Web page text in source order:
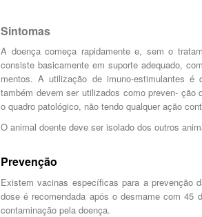
Sintomas
A doença começa rapidamente e, sem o
consiste basicamente em suporte adequado,
mentos. A utilização de imuno-estimulantes é
também devem ser utilizados como preven-
o quadro patológico, não tendo qualquer ação
O animal doente deve ser isolado dos outros
Prevenção
Existem vacinas específicas para a prevenção
dose é recomendada após o desmame com
contaminação pela doença.